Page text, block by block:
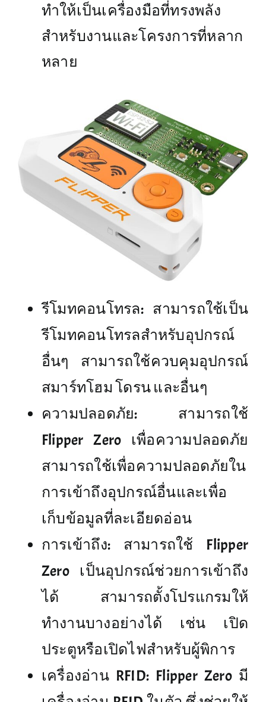
ทำให้เป็นเครื่องมือที่ทรงพลัง
สำหรับงานและโครงการที่หลาก
หลาย
รีโมทคอนโทรล: สามารถใช้เป็น
รีโมทคอนโทรลสำหรับอุปกรณ์
อื่นๆ สามารถใช้ควบคุมอุปกรณ์
สมาร์ทโฮม โดรน และอื่นๆ
ความปลอดภัย: สามารถใช้
Flipper Zero เพื่อความปลอดภัย
สามารถใช้เพื่อความปลอดภัยใน
การเข้าถึงอุปกรณ์อื่นและเพื่อ
เก็บข้อมูลที่ละเอียดอ่อน
การเข้าถึง: สามารถใช้ Flipper
Zero เป็นอุปกรณ์ช่วยการเข้าถึง
ได้ สามารถตั้งโปรแกรมให้
ทำงานบางอย่างได้ เช่น เปิด
ประตูหรือเปิดไฟสำหรับผู้พิการ
เครื่องอ่าน RFID: Flipper Zero มี